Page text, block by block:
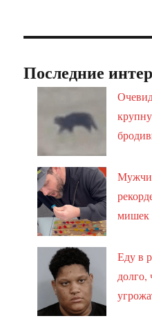
Последние
мишек
Еду в
долго,